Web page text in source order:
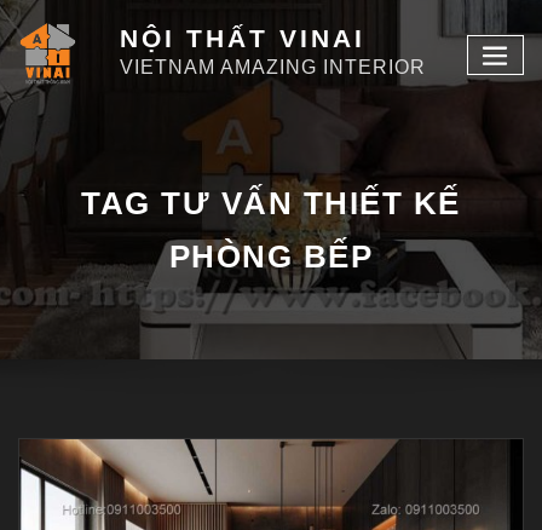
NỘI THẤT VINAI
VIETNAM AMAZING INTERIOR
TAG TƯ VẤN THIẾT KẾ
PHÒNG BẾP